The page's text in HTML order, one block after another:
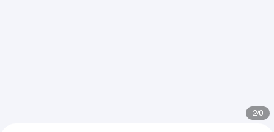
2/0